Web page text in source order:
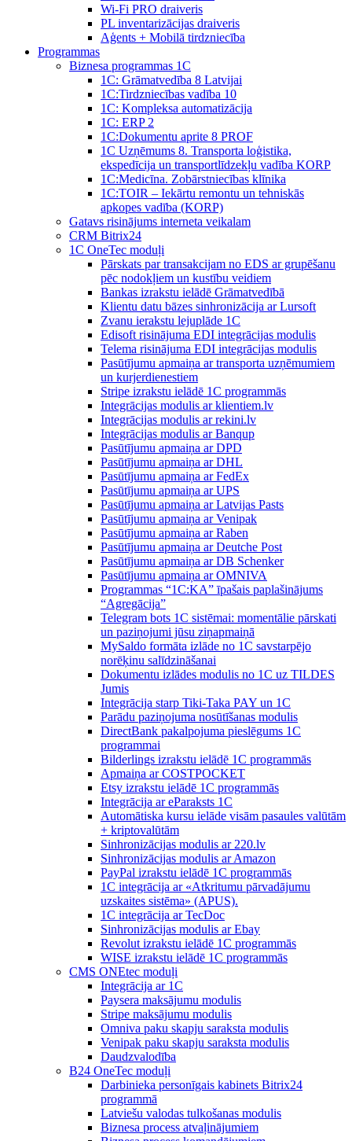
Wi-Fi PRO draiveris
PL inventarizācijas draiveris
Aģents + Mobilā tirdzniecība
Programmas
Biznesa programmas 1C
1C: Grāmatvedība 8 Latvijai
1C:Tirdzniecības vadība 10
1С: Kompleksa automatizācija
1C: ERP 2
1С:Dokumentu aprite 8 PROF
1C Uzņēmums 8. Transporta loģistika,
ekspedīcija un transportlīdzekļu vadība KORP
1C:Medicīna. Zobārstniecības klīnika
1C:TOIR – Iekārtu remontu un tehniskās
apkopes vadība (KORP)
Gatavs risinājums interneta veikalam
CRM Bitrix24
1С OneTec moduļi
Pārskats par transakcijam no EDS ar grupēšanu
pēc nodokļiem un kustību veidiem
Bankas izrakstu ielādē Grāmatvedībā
Klientu datu bāzes sinhronizācija ar Lursoft
Zvanu ierakstu lejuplāde 1C
Edisoft risinājuma EDI integrācijas modulis
Telema risinājuma EDI integrācijas modulis
Pasūtījumu apmaiņa ar transporta uzņēmumiem
un kurjerdienestiem
Stripe izrakstu ielādē 1C programmās
Integrācijas modulis ar klientiem.lv
Integrācijas modulis ar rekini.lv
Integrācijas modulis ar Banqup
Pasūtījumu apmaiņa ar DPD
Pasūtījumu apmaiņa ar DHL
Pasūtījumu apmaiņa ar FedEx
Pasūtījumu apmaiņa ar UPS
Pasūtījumu apmaiņa ar Latvijas Pasts
Pasūtījumu apmaiņa ar Venipak
Pasūtījumu apmaiņa ar Raben
Pasūtījumu apmaiņa ar Deutche Post
Pasūtījumu apmaiņa ar DB Schenker
Pasūtījumu apmaiņa ar OMNIVA
Programmas “1C:KA” īpašais paplašinājums
“Agregācija”
Telegram bots 1C sistēmai: momentālie pārskati
un paziņojumi jūsu ziņapmaiņā
MySaldo formāta izlāde no 1C savstarpējo
norēķinu salīdzināšanai
Dokumentu izlādes modulis no 1C uz TILDES
Jumis
Integrācija starp Tiki-Taka PAY un 1C
Parādu paziņojuma nosūtīšanas modulis
DirectBank pakalpojuma pieslēgums 1C
programmai
Bilderlings izrakstu ielādē 1C programmās
Apmaiņa ar COSTPOCKET
Etsy izrakstu ielādē 1C programmās
Integrācija ar eParaksts 1C
Automātiska kursu ielāde visām pasaules valūtām
+ kriptovalūtām
Sinhronizācijas modulis ar 220.lv
Sinhronizācijas modulis ar Amazon
PayPal izrakstu ielādē 1C programmās
1C integrācija ar «Atkritumu pārvadājumu
uzskaites sistēma» (APUS).
1C integrācija ar TecDoc
Sinhronizācijas modulis ar Ebay
Revolut izrakstu ielādē 1C programmās
WISE izrakstu ielādē 1C programmās
CMS ONEtec moduļi
Integrācija ar 1C
Paysera maksājumu modulis
Stripe maksājumu modulis
Omniva paku skapju saraksta modulis
Venipak paku skapju saraksta modulis
Daudzvalodība
B24 OneTec moduļi
Darbinieka personīgais kabinets Bitrix24
programmā
Latviešu valodas tulkošanas modulis
Biznesa process atvaļinājumiem